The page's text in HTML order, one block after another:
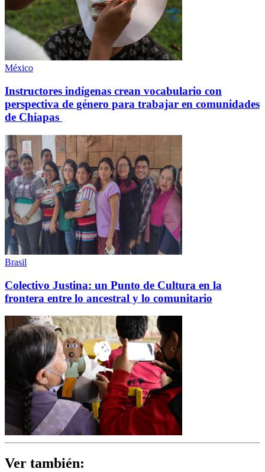
México
Instructores indígenas crean vocabulario con
perspectiva de género para trabajar en comunidades
de Chiapas
Brasil
Colectivo Justina: un Punto de Cultura en la
frontera entre lo ancestral y lo comunitario
Ver también: